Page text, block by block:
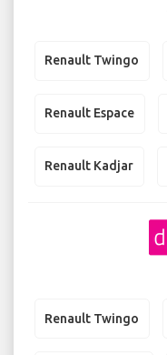
Renault Twingo
Renault Espace
Renault Kadjar
Renault Twingo